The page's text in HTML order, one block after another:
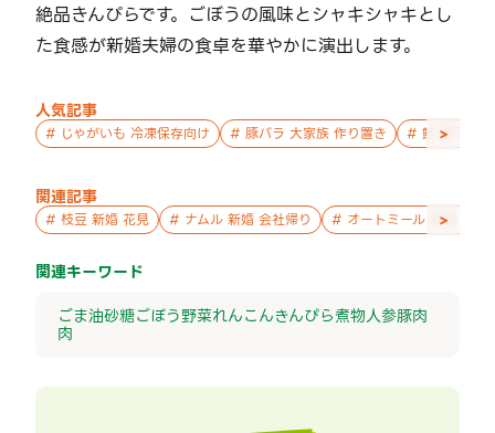
絶品きんぴらです。ごぼうの風味とシャキシャキとし
た食感が新婚夫婦の食卓を華やかに演出します。
人気記事
# じゃがいも 冷凍保存向け # 豚バラ 大家族 作り置き # 鮭 親子 作
>
関連記事
# 枝豆 新婚 花見 # ナムル 新婚 会社帰り # オートミール 新婚 パー
>
関連キーワード
ごま油砂糖ごぼう野菜れんこんきんぴら煮物人参豚肉
肉